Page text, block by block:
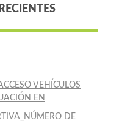
VEHÍCULOS
EN
DE